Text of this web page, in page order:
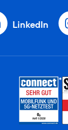
LinkedIn